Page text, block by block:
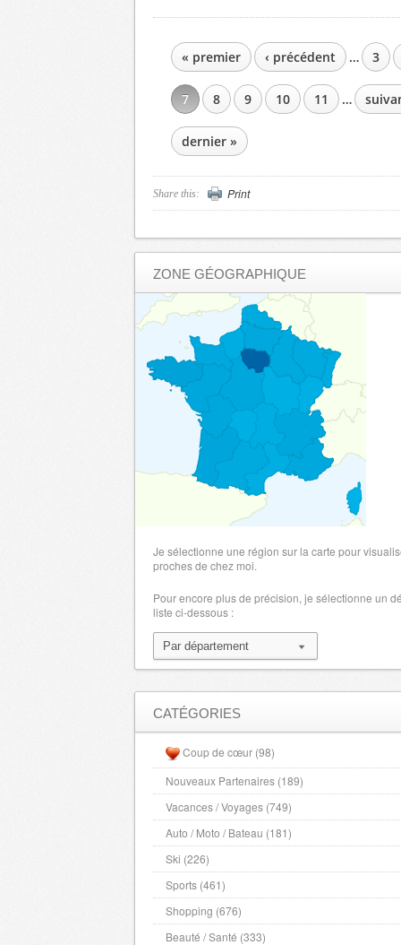
PAGES« premier ‹ précédent … 3
7 8 9 10 11 …
dernier »
Share this: Print
ZONE GÉOGRAPHIQUE
Je sélectionne une région sur la carte pour
proches de chez moi.
Pour encore plus de précision, je sélectionne un
liste ci-dessous :
CATÉGORIES
Coup de cœur (98)
Nouveaux Partenaires (189)
Vacances / Voyages (749)
Auto / Moto / Bateau (181)
Ski (226)
Sports (461)
Shopping (676)
Beauté / Santé (333)